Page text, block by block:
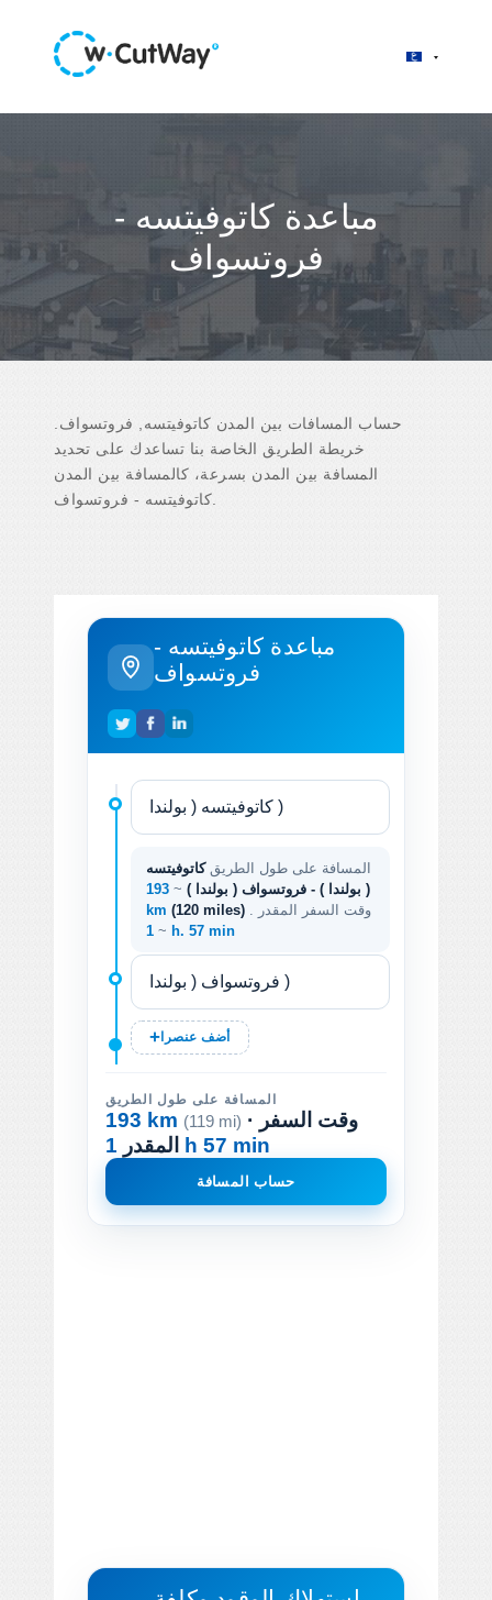
مباعدة كاتوفيتسه -
فروتسواف
حساب المسافات بين المدن كاتوفيتسه, فروتسواف.
خريطة الطريق الخاصة بنا تساعدك على تحديد
المسافة بين المدن بسرعة، كالمسافة بين المدن
مباعدة كاتوفيتسه -
فروتسواف
المسافة على طول الطريقكاتوفيتسه
( بولندا ) - فروتسواف ( بولندا ) ~
193
km (120 miles)
~ 1 h. 57 min
أضف عنصرا
المسافة على طول الطريق
193 km (119 mi) · وقت السفر
المقدر 1 h 57 min
حساب المسافة